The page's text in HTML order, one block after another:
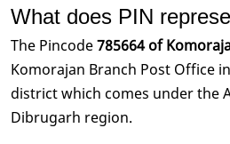
What does PIN
The Pincode785664 of
Komorajan Branch Post Office
district which comes under the
Dibrugarh region.